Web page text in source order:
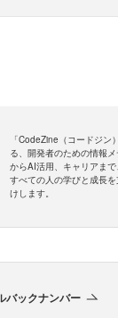
「CodeZine（コードジ
る、開発者のための情報
からAI活用、キャリアま
すべての人の学びと成長
けします。
バックナンバー